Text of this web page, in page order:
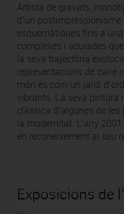
Artista de gravats,
d’un
esquemàtiques fins a
complexes i acurades
la seva trajectòria
representacions de caire
món és com un jardí
vibrants. La seva pintura
clàssica d’algunes de
la modernitat. L’any
en reconeixement al seu
Exposicions de